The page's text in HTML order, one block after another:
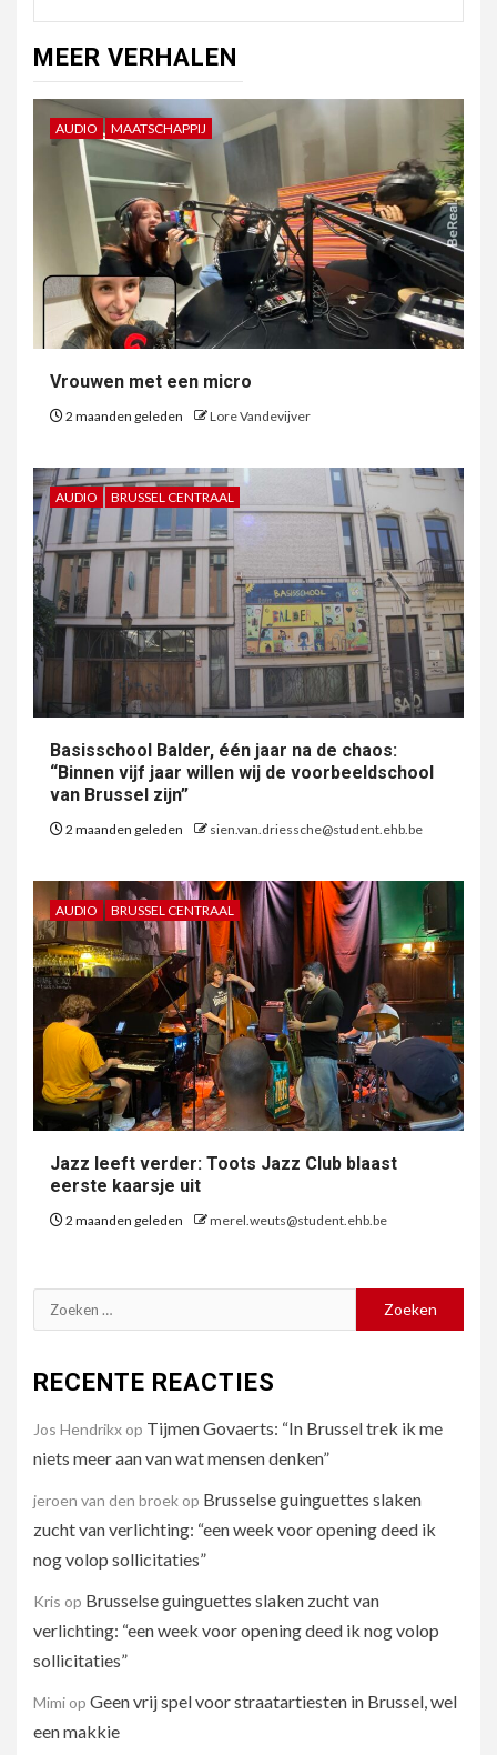
MEER VERHALEN
AUDIO MAATSCHAPPIJ
Vrouwen met een micro
2 maanden geleden Lore Vandevijver
AUDIO BRUSSEL CENTRAAL
Basisschool Balder, één jaar na de chaos:
“Binnen vijf jaar willen wij de voorbeeldschool
van Brussel zijn”
2 maanden geleden sien.van.driessche@student.ehb.be
AUDIO BRUSSEL CENTRAAL
Jazz leeft verder: Toots Jazz Club blaast
eerste kaarsje uit
2 maanden geleden merel.weuts@student.ehb.be
Zoeken
naar:
RECENTE REACTIES
Jos Hendrikx op Tijmen Govaerts: “In Brussel trek ik me
niets meer aan van wat mensen denken”
jeroen van den broek op Brusselse guinguettes slaken
zucht van verlichting: “een week voor opening deed ik
nog volop sollicitaties”
Kris op Brusselse guinguettes slaken zucht van
verlichting: “een week voor opening deed ik nog volop
sollicitaties”
Mimi op Geen vrij spel voor straatartiesten in Brussel, wel
een makkie